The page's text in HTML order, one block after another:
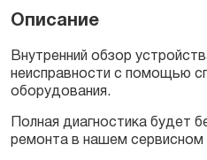
Описание
Внутренний обзор
неисправности с помощью
оборудования.
Полная диагностика будет
ремонта в нашем сервисном